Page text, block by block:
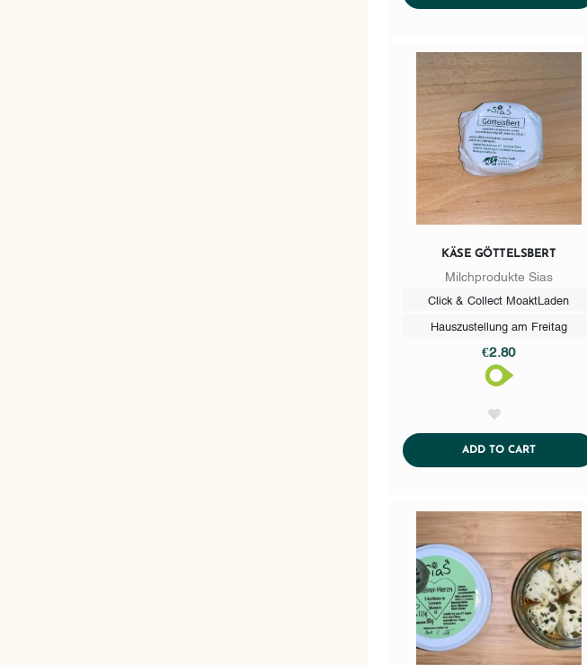
KÄSE GÖTTELSBERT
Milchprodukte Sias
Click & Collect MoaktLaden
Hauszustellung am Freitag
€2.80
ADD TO CART